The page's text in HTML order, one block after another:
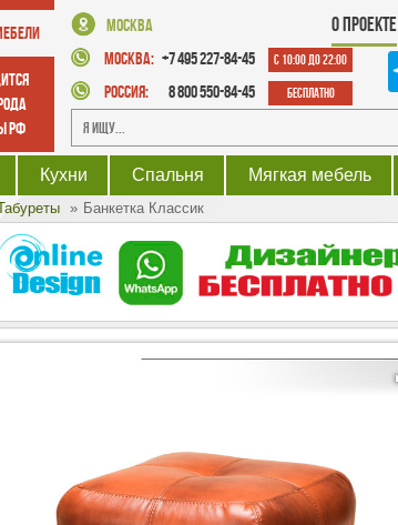
РФ
Москва
Москва: +7 495 227-84-45 с 10:00 до 22:00
Россия: 8 800 550-84-45 Бесплатно
О проекте
Кухни Спальня Мягкая мебель
Банкетка Классик